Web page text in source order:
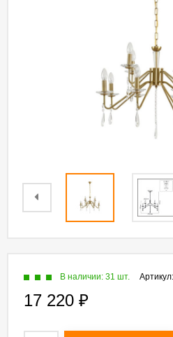
Артикул:
В наличии: 31 шт.
17 220 ₽